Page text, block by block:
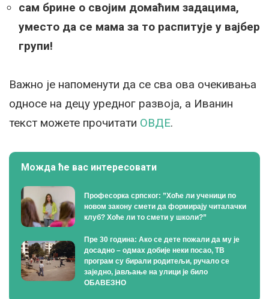
сам брине о својим домаћим задацима,
уместо да се мама за то распитује у вајбер
групи!
Важно је напоменути да се сва ова очекивања
односе на децу уредног развоја, a Иванин
текст можете прочитати ОВДЕ.
Можда ће вас интересовати
Професорка српског: ”Хоће ли ученици по
новом закону смети да формирају читалачки
клуб? Хоће ли то смети у школи?”
Пре 30 година: Ако се дете пожали да му је
досадно – одмах добије неки посао, ТВ
програм су бирали родитељи, ручало се
заједно, јављање на улици је било
ОБАВЕЗНО